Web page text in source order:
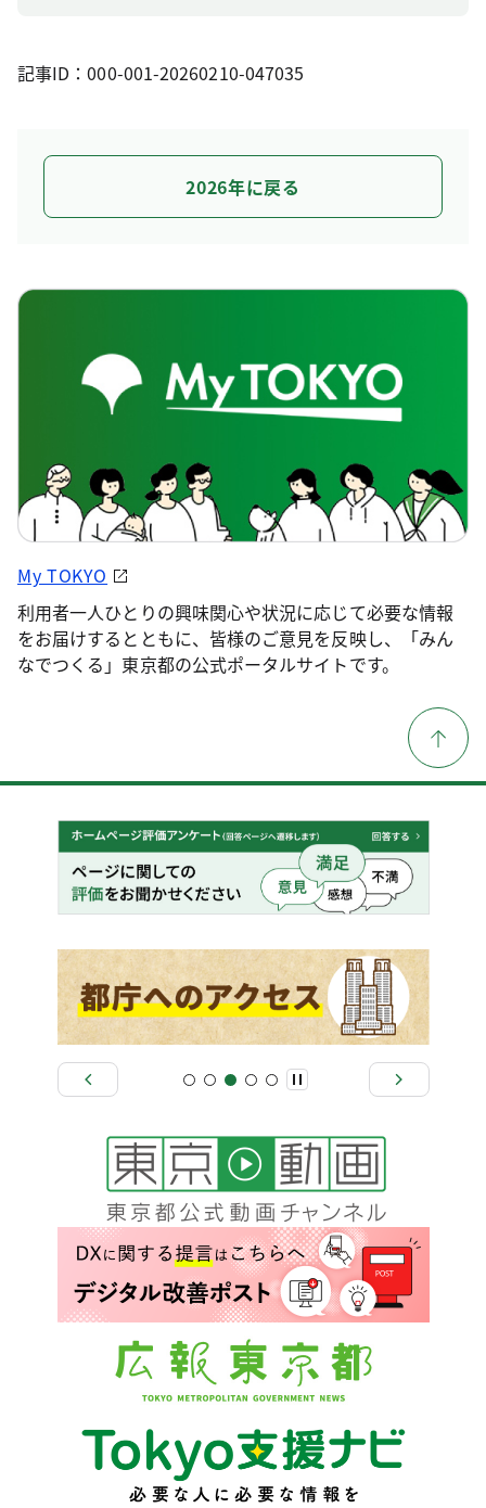
記事ID：000-001-20260210-047035
2026年に戻る
My TOKYO
利用者一人ひとりの興味関心や状況に応じて必要な情報
をお届けするとともに、皆様のご意見を反映し、「みん
なでつくる」東京都の公式ポータルサイトです。